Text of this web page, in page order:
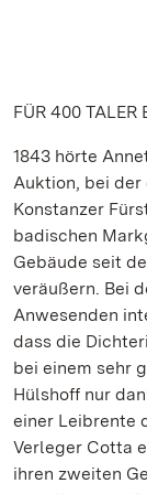
FÜR 400 TALER
1843 hörte
Auktion, bei der
Konstanzer
badischen
Gebäude seit
veräußern. Bei
Anwesenden
dass die
bei einem sehr
Hülshoff nur
einer Leibrente
Verleger Cotta
ihren zweiten